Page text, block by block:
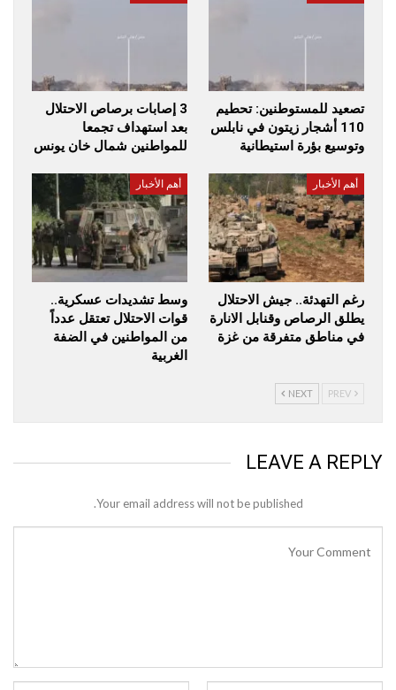
تصعيد للمستوطنين: تحطيم
110 أشجار زيتون في نابلس
وتوسيع بؤرة استيطانية
3 إصابات برصاص الاحتلال
بعد استهداف تجمعا
للمواطنين شمال خان يونس
أهم الأخبار
رغم التهدئة.. جيش الاحتلال
يطلق الرصاص وقنابل الانارة
في مناطق متفرقة من غزة
أهم الأخبار
وسط تشديدات عسكرية..
قوات الاحتلال تعتقل عدداً
من المواطنين في الضفة
الغربية
NEXT
LEAVE A REPLY
Your email address will not be published.